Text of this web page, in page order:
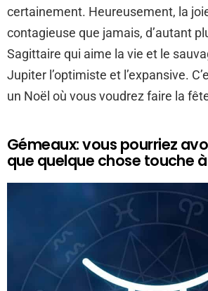
certainement. Heureusement, la
contagieuse que jamais, d’autant
Sagittaire qui aime la vie et le
Jupiter l’optimiste et l’expansive.
un Noël où vous voudrez faire la
Gémeaux: vous pourriez
que quelque chose touche